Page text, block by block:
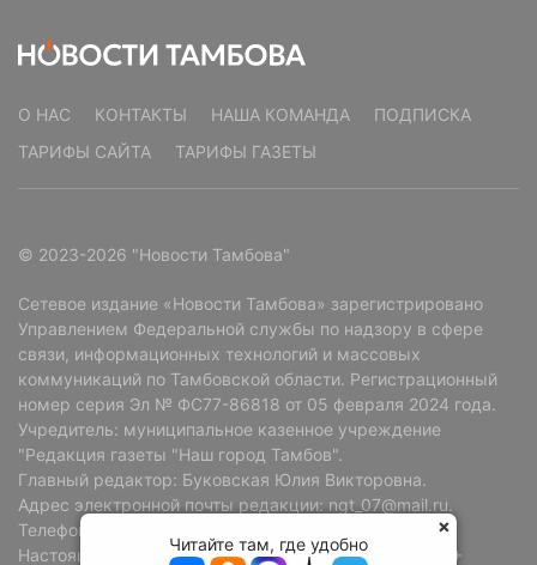
О НАС КОНТАКТЫ НАША КОМАНДА
ПОДПИСКА
ТАРИФЫ САЙТА
ТАРИФЫ ГАЗЕТЫ
© 2023-2026 "Новости Тамбова"
Сетевое издание «Новости Тамбова» зарегистрировано
Управлением Федеральной службы по надзору в сфере
связи, информационных технологий и массовых
коммуникаций по Тамбовской области. Регистрационный
номер серия Эл № ФС77-86818 от 05 февраля 2024 года.
Учредитель: муниципальное казенное учреждение
"Редакция газеты "Наш город Тамбов".
Главный редактор: Буковская Юлия Викторовна.
Адрес электронной почты редакции: ngt_07@mail.ru.
Телефон редакции: +7 (4752) 72-69-37.
Настоящий ресурс может содержать материалы 18+
Читайте там, где удобно